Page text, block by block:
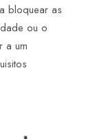
bloquear as
ou o
a um